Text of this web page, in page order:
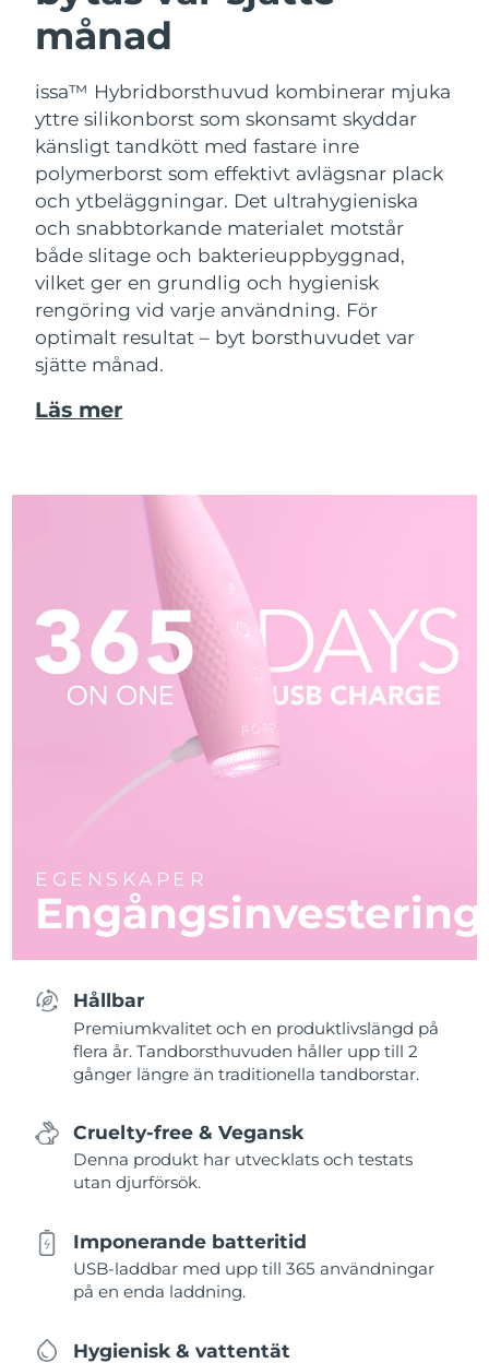
månad
issa™ Hybridborsthuvud kombinerar mjuka
yttre silikonborst som skonsamt skyddar
känsligt tandkött med fastare inre
polymerborst som effektivt avlägsnar plack
och ytbeläggningar. Det ultrahygieniska
och snabbtorkande materialet motstår
både slitage och bakterieuppbyggnad,
vilket ger en grundlig och hygienisk
rengöring vid varje användning. För
optimalt resultat – byt borsthuvudet var
sjätte månad.
Läs mer
EGENSKAPER
Engångsinvestering
Hållbar
Premiumkvalitet och en produktlivslängd på
flera år. Tandborsthuvuden håller upp till 2
gånger längre än traditionella tandborstar.
Cruelty-free & Vegansk
Denna produkt har utvecklats och testats
utan djurförsök.
Imponerande batteritid
USB-laddbar med upp till 365 användningar
på en enda laddning.
Hygienisk & vattentät